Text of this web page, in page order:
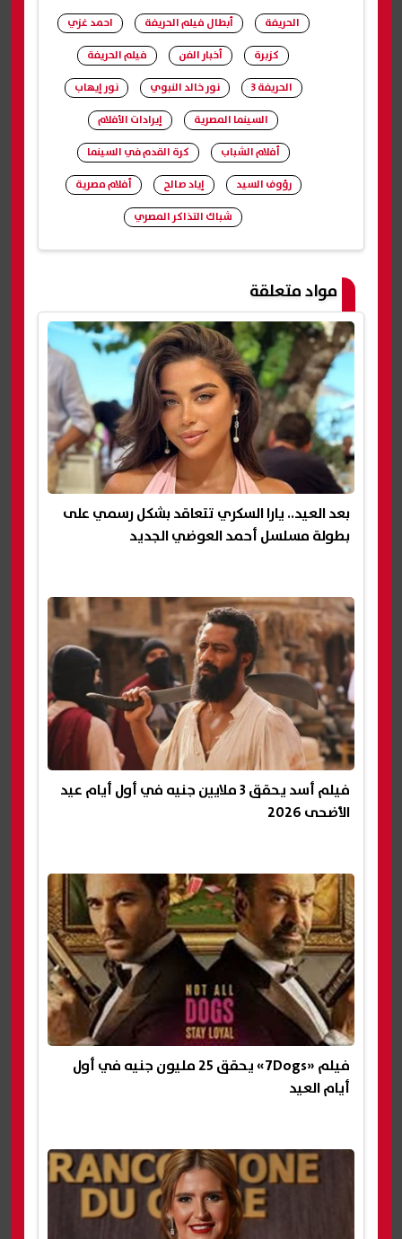
الحريفة أبطال فيلم الحريفة
احمد غزي
كزبرة
أخبار الفن
فيلم الحريفة
الحريفة 3
نور خالد النبوي
نور إيهاب
السينما المصرية
إيرادات الأفلام
أفلام الشباب
كرة القدم في السينما
رؤوف السيد
إياد صالح
أفلام مصرية
شباك التذاكر المصري
مواد متعلقة
بعد العيد.. يارا السكري تتعاقد بشكل رسمي على
بطولة مسلسل أحمد العوضي الجديد
فيلم أسد يحقق 3 ملايين جنيه في أول أيام عيد
الأضحى 2026
فيلم «7Dogs» يحقق 25 مليون جنيه في أول
أيام العيد